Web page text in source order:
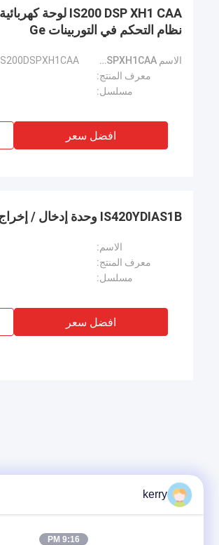
نظام التحكم في التوربينات Ge
الاسم IS200DSPXH1CAA:
IS200DSPXH1CAA لوحة الدائرة (PCB) نظام Mark VI نظام GE Turbine Control
معرف المنتج:
مسلسل:
افضل سعر
IS420YDIAS1B وحدة إدخال / إخراج اتصال GE المنفصلة
الاسم:
معرف المنتج:
مسلسل:
افضل سعر
kerry
9:16 PM